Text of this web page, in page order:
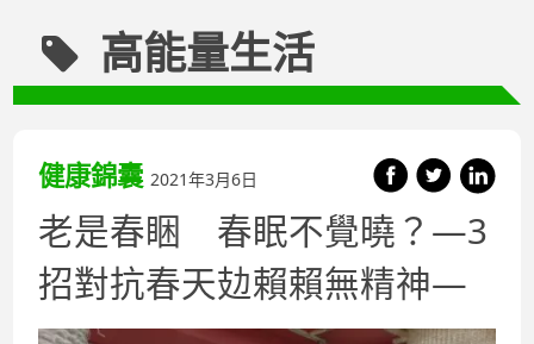
高能量生活
健康錦囊 2021年3月6日
老是春睏 春眠不覺曉？—3
招對抗春天攰賴賴無精神—